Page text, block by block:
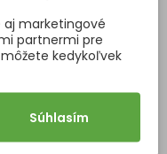
Cena
9,86 €/sada
 Vložiť do košíka
marketingové
partnermi pre
kedykoľvek
Súhlasím